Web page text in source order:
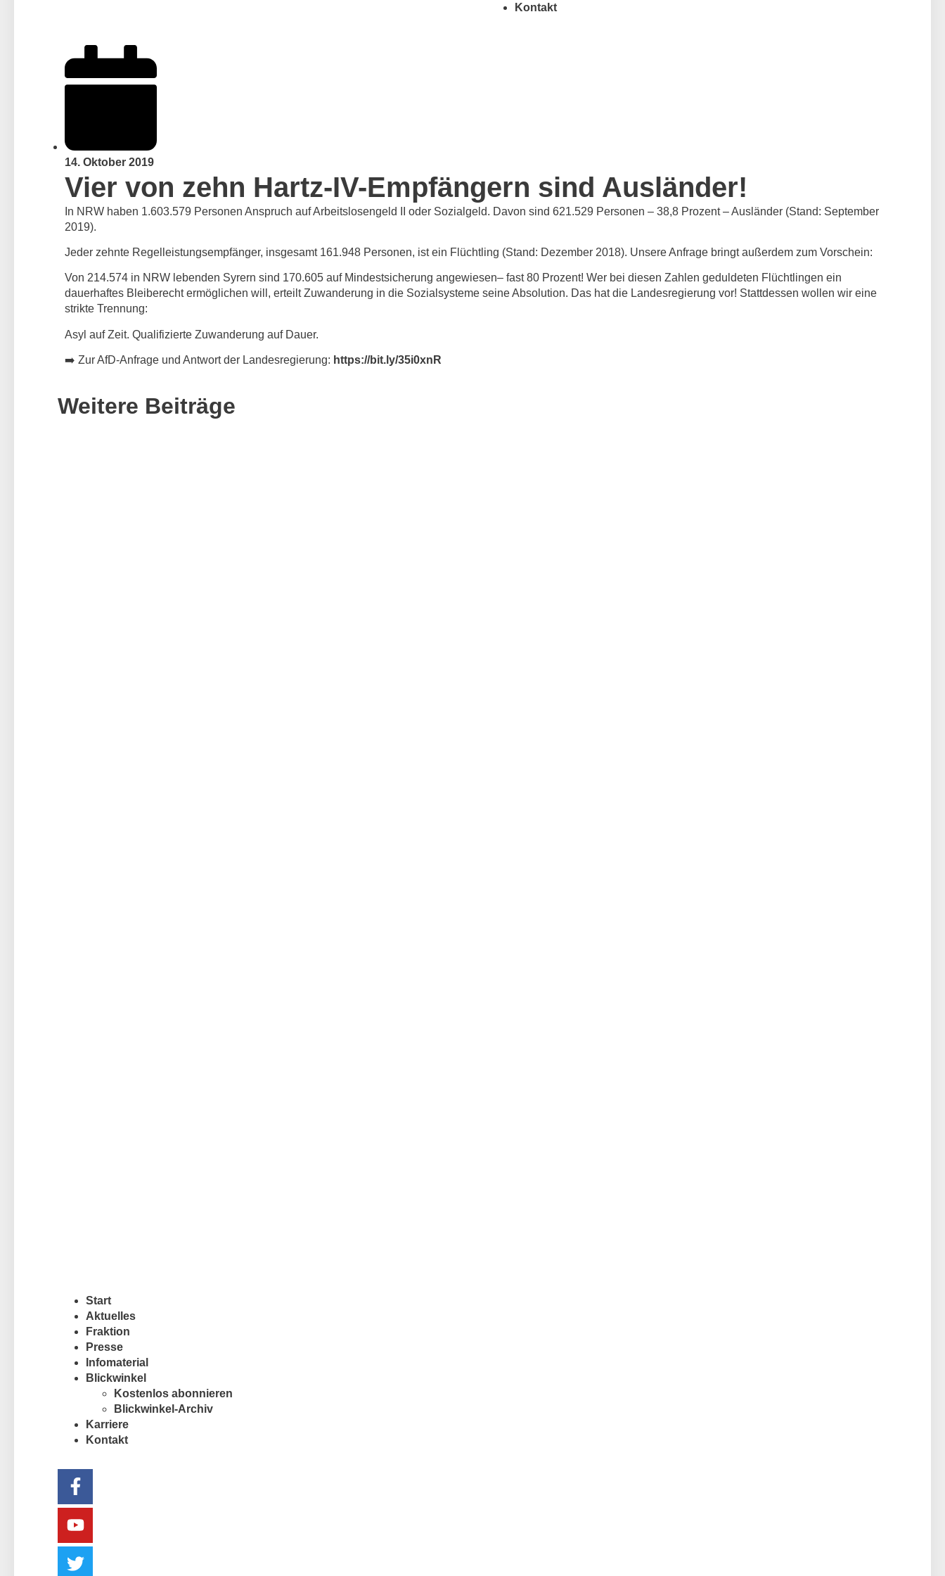
Kontakt
14. Oktober 2019
Vier von zehn Hartz-IV-Empfängern sind Ausländer!
In NRW haben 1.603.579 Personen Anspruch auf Arbeitslosengeld II oder Sozialgeld. Davon sind 621.529 Personen – 38,8 Prozent – Ausländer (Stand: September
2019).
Jeder zehnte Regelleistungsempfänger, insgesamt 161.948 Personen, ist ein Flüchtling (Stand: Dezember 2018). Unsere Anfrage bringt außerdem zum Vorschein:
Von 214.574 in NRW lebenden Syrern sind 170.605 auf Mindestsicherung angewiesen– fast 80 Prozent! Wer bei diesen Zahlen geduldeten Flüchtlingen ein
dauerhaftes Bleiberecht ermöglichen will, erteilt Zuwanderung in die Sozialsysteme seine Absolution. Das hat die Landesregierung vor! Stattdessen wollen wir eine
strikte Trennung:
Asyl auf Zeit. Qualifizierte Zuwanderung auf Dauer.
➡️ Zur AfD-Anfrage und Antwort der Landesregierung: https://bit.ly/35i0xnR
Weitere Beiträge
Start
Aktuelles
Fraktion
Presse
Infomaterial
Blickwinkel
Kostenlos abonnieren
Blickwinkel-Archiv
Karriere
Kontakt